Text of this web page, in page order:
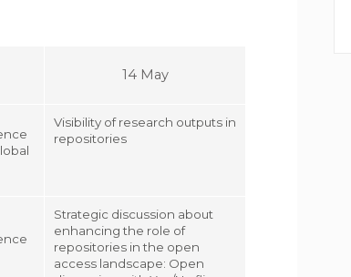
14 May
Visibility of research outputs in
repositories
Strategic discussion about
enhancing the role of
repositories in the open
access landscape: Open